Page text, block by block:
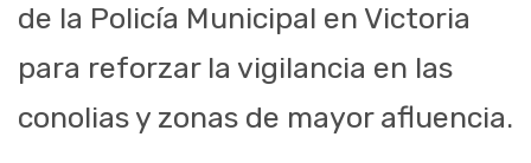
de la Policía Municipal en Victoria
para reforzar la vigilancia en las
conolias y zonas de mayor afluencia.